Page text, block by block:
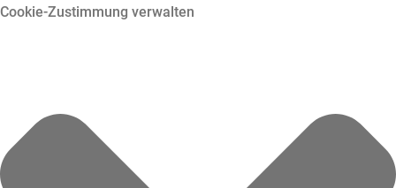
Cookie-Zustimmung verwalten